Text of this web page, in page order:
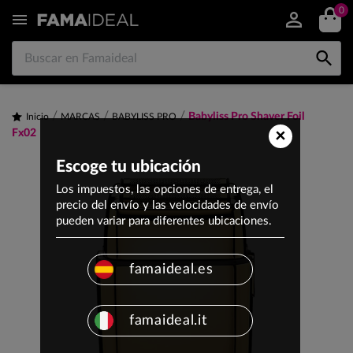
 0

Inicio MARCAS BABYLISS PRO
Babyliss Pro Shaver Foil
Fx02
×
Escoge tu ubicación
Los impuestos, las opciones de entrega, el
precio del envío y las velocidades de envío
pueden variar para diferentes ubicaciones.
famaideal.es
famaideal.it